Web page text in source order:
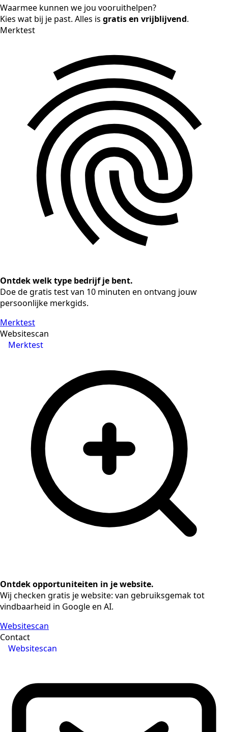
Waarmee kunnen we jou vooruithelpen?
Kies wat bij je past. Alles is gratis en vrijblijvend.
Merktest
Ontdek welk type bedrijf je bent.
Doe de gratis test van 10 minuten en ontvang jouw
persoonlijke merkgids.
Merktest
Merktest
Websitescan
Ontdek opportuniteiten in je website.
Wij checken gratis je website: van gebruiksgemak tot
vindbaarheid in Google en AI.
Websitescan
Websitescan
Contact